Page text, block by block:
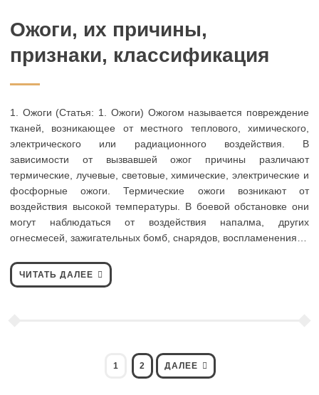
Ожоги, их причины,
признаки, классификация
1. Ожоги (Статья: 1. Ожоги) Ожогом называется повреждение
тканей, возникающее от местного теплового, химического,
электрического или радиационного воздействия. В
зависимости от вызвавшей ожог причины различают
термические, лучевые, световые, химические, электрические и
фосфорные ожоги. Термические ожоги возникают от
воздействия высокой температуры. В боевой обстановке они
могут наблюдаться от воздействия напалма, других
огнесмесей, зажигательных бомб, снарядов, воспламенения…
ЧИТАТЬ ДАЛЕЕ
СТРАНИЦА
1 СТРАНИЦА
2 ДАЛЕЕ